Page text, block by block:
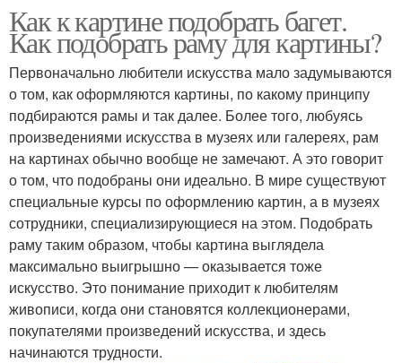
Рамка для картин Рамки для картины
Багетная рейка
Как к картине подобрать багет.
Как подобрать раму для картины?
Первоначально любители искусства мало задумываются
о том, как оформляются картины, по какому принципу
подбираются рамы и так далее. Более того, любуясь
произведениями искусства в музеях или галереях, рам
на картинах обычно вообще не замечают. А это говорит
о том, что подобраны они идеально. В мире существуют
специальные курсы по оформлению картин, а в музеях
сотрудники, специализирующиеся на этом. Подобрать
раму таким образом, чтобы картина выглядела
максимально выигрышно — оказывается тоже
искусство. Это понимание приходит к любителям
живописи, когда они становятся коллекционерами,
покупателями произведений искусства, и здесь
начинаются трудности.